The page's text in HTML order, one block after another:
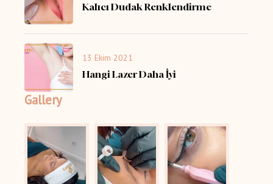
Kalıcı Dudak Renklendirme
13 Ekim 2021
Hangi Lazer Daha İyi
Gallery